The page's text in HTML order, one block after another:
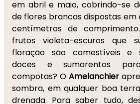
em abril e maio, cobrindo-se
de flores brancas dispostas em
centímetros de
frutos violeta-escuros que
floração são comestíveis e
doces e sumarentos
compotas? O Amelanchier
sombra, em qualquer boa
drenada. Para saber tudo,